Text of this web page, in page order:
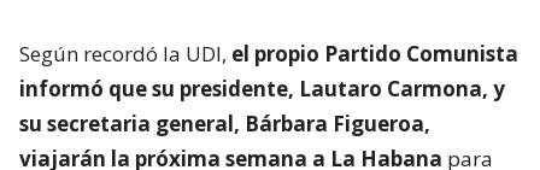
Según recordó la UDI, el propio Partido Comunista
informó que su presidente, Lautaro Carmona, y
su secretaria general, Bárbara Figueroa,
viajarán la próxima semana a La Habana para